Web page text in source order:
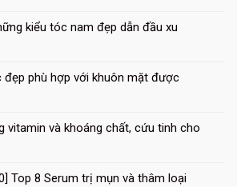
kiểu tóc nam đẹp dẫn đầu xu
đẹp phù hợp với khuôn mặt được
vitamin và khoáng chất, cứu tinh cho
Top 8 Serum trị mụn và thâm loại